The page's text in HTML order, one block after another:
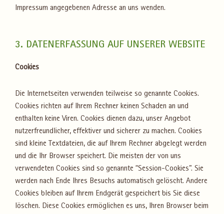
Impressum angegebenen Adresse an uns wenden.
3. DATENERFASSUNG AUF UNSERER WEBSITE
Cookies
Die Internetseiten verwenden teilweise so genannte Cookies.
Cookies richten auf Ihrem Rechner keinen Schaden an und
enthalten keine Viren. Cookies dienen dazu, unser Angebot
nutzerfreundlicher, effektiver und sicherer zu machen. Cookies
sind kleine Textdateien, die auf Ihrem Rechner abgelegt werden
und die Ihr Browser speichert. Die meisten der von uns
verwendeten Cookies sind so genannte “Session-Cookies”. Sie
werden nach Ende Ihres Besuchs automatisch gelöscht. Andere
Cookies bleiben auf Ihrem Endgerät gespeichert bis Sie diese
löschen. Diese Cookies ermöglichen es uns, Ihren Browser beim